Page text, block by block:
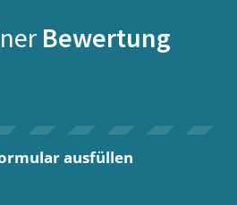
Bewertung
ausfüllen